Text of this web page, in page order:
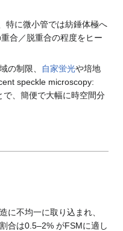
特に微小管では紡錘体極へ
合／脱重合の程度をヒー
の制限、 自家蛍光や培地
speckle microscopy:
で、簡便で大幅に時空間分
不均一に取り込まれ、
合は0.5–2% がFSMに適し